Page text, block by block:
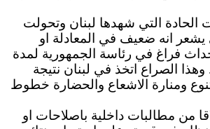
التي شهدها لبنان وتحولت
انه ضعيف في المعادلة او
فراغ في رئاسة الجمهورية لمدة
الصراع اتخذ في لبنان نتيجة
ومنارة الاشعاع والحضارة خطوط
من مطالبات داخلية باصلاحات او